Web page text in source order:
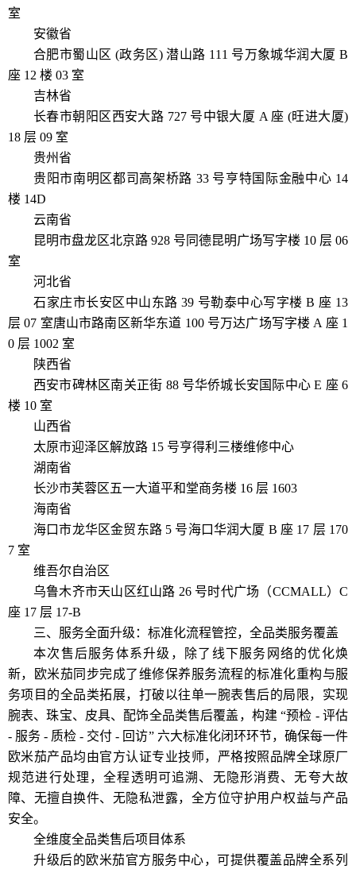
室
安徽省
合肥市蜀山区 (政务区) 潜山路 111 号万象城华润大厦 B
座 12 楼 03 室
吉林省
长春市朝阳区西安大路 727 号中银大厦 A 座 (旺进大厦)
18 层 09 室
贵州省
贵阳市南明区都司高架桥路 33 号亨特国际金融中心 14
楼 14D
云南省
昆明市盘龙区北京路 928 号同德昆明广场写字楼 10 层 06
室
河北省
石家庄市长安区中山东路 39 号勒泰中心写字楼 B 座 13
层 07 室唐山市路南区新华东道 100 号万达广场写字楼 A 座 1
0 层 1002 室
陕西省
西安市碑林区南关正街 88 号华侨城长安国际中心 E 座 6
楼 10 室
山西省
太原市迎泽区解放路 15 号亨得利三楼维修中心
湖南省
长沙市芙蓉区五一大道平和堂商务楼 16 层 1603
海南省
海口市龙华区金贸东路 5 号海口华润大厦 B 座 17 层 170
7 室
维吾尔自治区
乌鲁木齐市天山区红山路 26 号时代广场（CCMALL）C
座 17 层 17-B
三、服务全面升级：标准化流程管控，全品类服务覆盖
本次售后服务体系升级，除了线下服务网络的优化焕
新，欧米茄同步完成了维修保养服务流程的标准化重构与服
务项目的全品类拓展，打破以往单一腕表售后的局限，实现
腕表、珠宝、皮具、配饰全品类售后覆盖，构建 “预检 - 评估
- 服务 - 质检 - 交付 - 回访” 六大标准化闭环环节，确保每一件
欧米茄产品均由官方认证专业技师，严格按照品牌全球原厂
规范进行处理，全程透明可追溯、无隐形消费、无夸大故
障、无擅自换件、无隐私泄露，全方位守护用户权益与产品
安全。
全维度全品类售后项目体系
升级后的欧米茄官方服务中心，可提供覆盖品牌全系列